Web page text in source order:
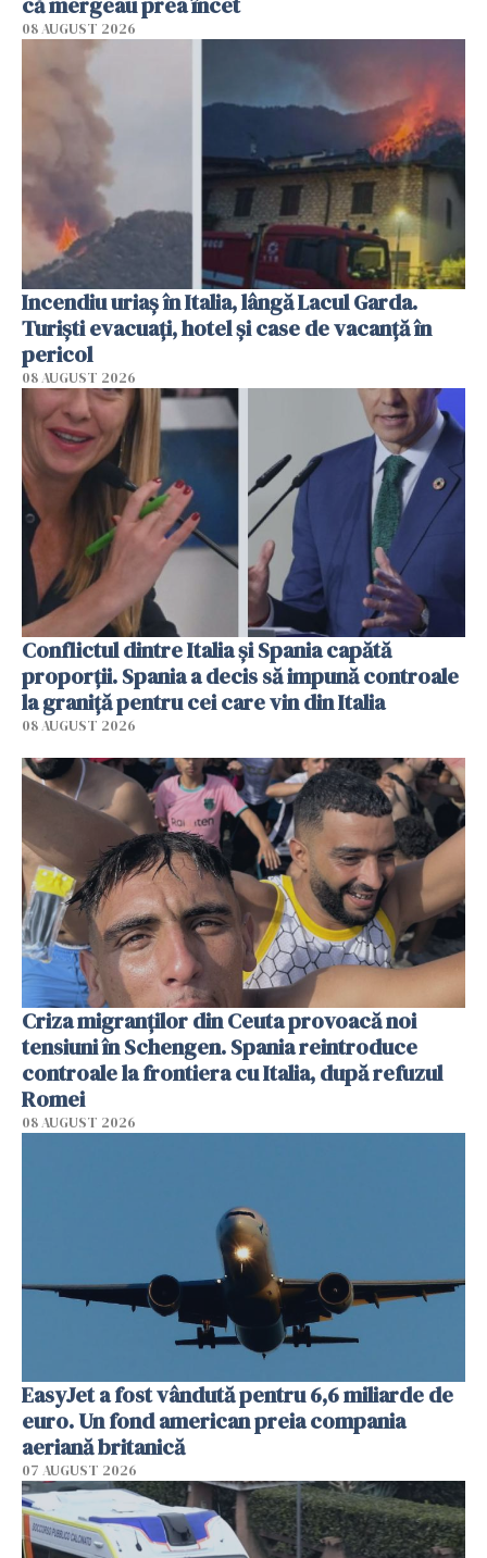
08 AUGUST 2026
Incendiu uriaș în Italia, lângă Lacul Garda.
Turiști evacuați, hotel și case de vacanță în
pericol
08 AUGUST 2026
Conflictul dintre Italia și Spania capătă
proporții. Spania a decis să impună controale
la graniță pentru cei care vin din Italia
08 AUGUST 2026
Criza migranților din Ceuta provoacă noi
tensiuni în Schengen. Spania reintroduce
controale la frontiera cu Italia, după refuzul
Romei
08 AUGUST 2026
EasyJet a fost vândută pentru 6,6 miliarde de
euro. Un fond american preia compania
aeriană britanică
07 AUGUST 2026